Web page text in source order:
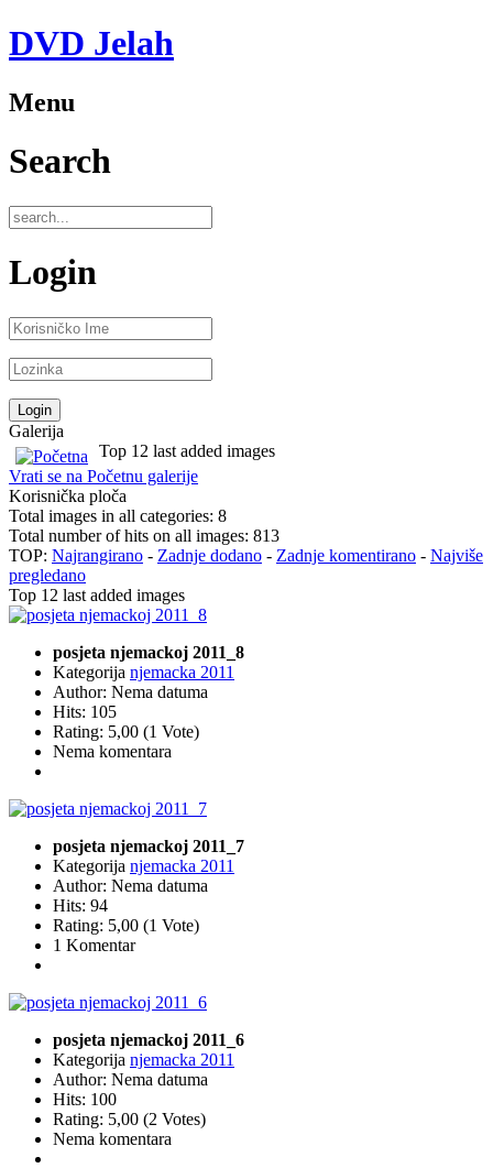
DVD Jelah
Menu
Search
Login
Galerija
Top 12 last added images
Vrati se na Početnu galerije
Korisnička ploča
Total images in all categories: 8
Total number of hits on all images: 813
TOP: Najrangirano - Zadnje dodano - Zadnje komentirano - Najviše
pregledano
Top 12 last added images
posjeta njemackoj 2011_8
Kategorija njemacka 2011
Author: Nema datuma
Hits: 105
Rating: 5,00 (1 Vote)
Nema komentara
posjeta njemackoj 2011_7
Kategorija njemacka 2011
Author: Nema datuma
Hits: 94
Rating: 5,00 (1 Vote)
1 Komentar
posjeta njemackoj 2011_6
Kategorija njemacka 2011
Author: Nema datuma
Hits: 100
Rating: 5,00 (2 Votes)
Nema komentara